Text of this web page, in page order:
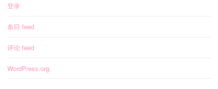
登录
条目 feed
评论 feed
WordPress.org